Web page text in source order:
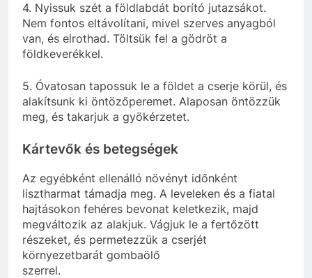
4. Nyissuk szét a földlabdát borító jutazsákot.
Nem fontos eltávolítani, mivel szerves anyagból
van, és elrothad. Töltsük fel a gödröt a
földkeverékkel.
5. Óvatosan tapossuk le a földet a cserje körül, és
alakítsunk ki öntözőperemet. Alaposan öntözzük
meg, és takarjuk a gyökérzetet.
Kártevők és betegségek
Az egyébként ellenálló növényt időnként
lisztharmat támadja meg. A leveleken és a fiatal
hajtásokon fehéres bevonat keletkezik, majd
megváltozik az alakjuk. Vágjuk le a fertőzött
részeket, és permetezzük a cserjét
környezetbarát gombaölő
szerrel.